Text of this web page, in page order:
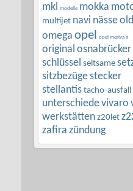
mkl
modelle mokka
multijet navi nässe
omega opel opel meriva a
original osnabrücker
schlüssel seltsame
sitzbezügestecker
stellantis tacho-ausfall
unterschiedevivaro
werkstätten z20let
zafira zündung